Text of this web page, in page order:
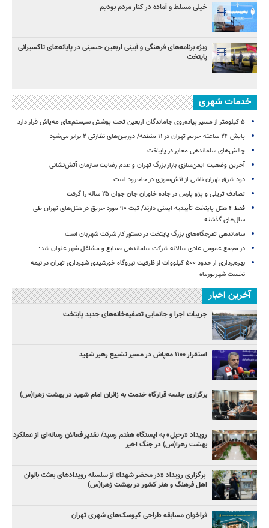
خیلی مسلط و آماده در کنار مردم بودیم
ویژه برنامه‌های فرهنگی و آیینی اربعین حسینی در پایانه‌های تاکسیرانی
پایتخت
خدمات شهری
۵ کیلومتر از مسیر پیاده‌روی جاماندگان اربعین تحت پوشش سیستم‌های مه‌پاش قرار دارد
پایش ۲۴ ساعته حریم تهران در ۱۱ منطقه/ دوربین‌های نظارتی ۲ برابر می‌شود
چالش‌های ساماندهی معابر در پایتخت
آخرین وضعیت ایمن‌سازی بازار بزرگ تهران و عدم رضایت سازمان آتش‌نشانی
دود شرق تهران ناشی از آتش‌سوزی در جاجرود است
تصادف تریلی و پژو پارس در جاده خاوران جان جوان ۲۵ ساله را گرفت
فقط ۴ هتل پایتخت تأییدیه ایمنی دارند/ ثبت ۹۰ مورد حریق در هتل‌های تهران طی
سال‌های گذشته
ساماندهی تفرجگاه‌های بزرگ پایتخت در دستور کار شرکت شهربان است
در مجمع عمومی عادی سالانه شرکت ساماندهی صنایع و مشاغل شهر عنوان شد؛
بهره‌برداری از حدود ۵۰۰ کیلووات از ظرفیت نیروگاه خورشیدی شهرداری تهران در نیمه
نخست شهریورماه
آخرین اخبار
جزییات اجرا و جانمایی تصفیه‌خانه‌های جدید پایتخت
استقرار ۱۱۰۰ مه‌پاش در مسیر تشییع رهبر شهید
برگزاری جلسه قرارگاه خدمت به زائران امام شهید در بهشت زهرا(س)
رویداد «رحیل» به ایستگاه هفتم رسید/ تقدیر فعالان رسانه‌ای از عملکرد
بهشت زهرا(س) در جنگ اخیر
برگزاری رویداد «در محضر شهدا» از سلسله رویدادهای بعثت بانوان
اهل فرهنگ و هنر کشور در بهشت زهرا(س)
فراخوان مسابقه طراحی کیوسک‌های شهری تهران